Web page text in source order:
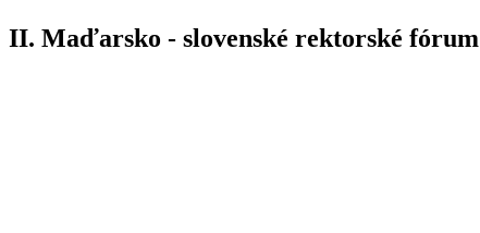
II. Maďarsko - slovenské rektorské fórum